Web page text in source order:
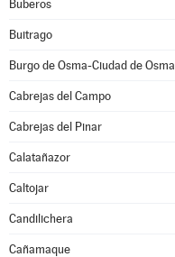
Buberos
Buitrago
Burgo de Osma-Ciudad de Osma
Cabrejas del Campo
Cabrejas del Pinar
Calatañazor
Caltojar
Candilichera
Cañamaque